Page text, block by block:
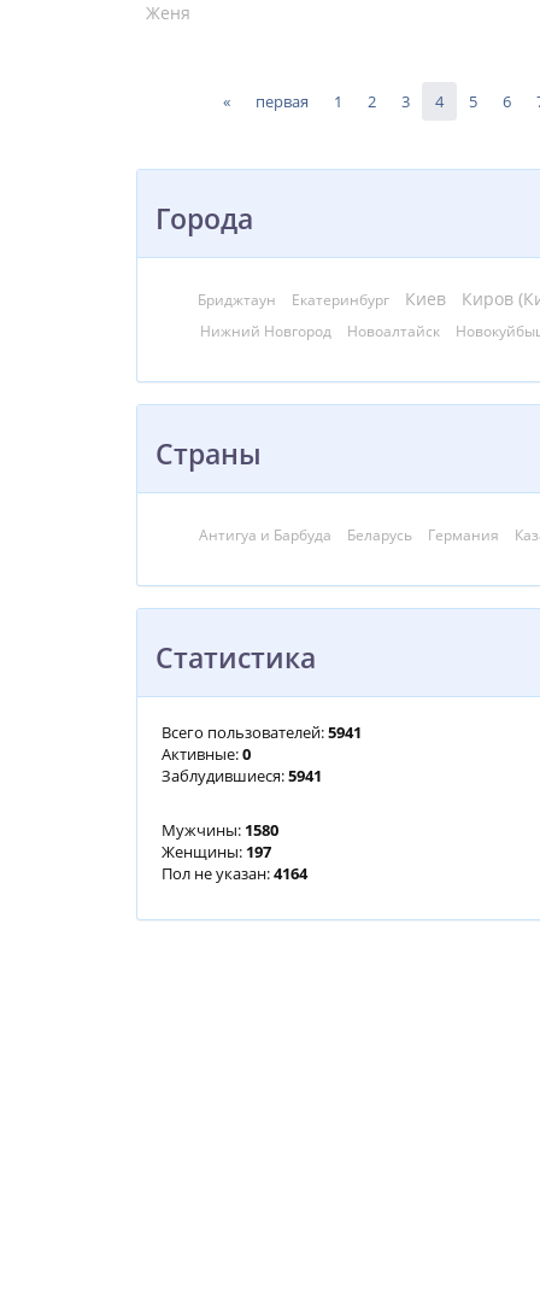
Женя
« первая 1 2 3 4 5 6
Города
Бриджтаун Екатеринбург Киев Киров
Нижний Новгород Новоалтайск
Страны
Антигуа и Барбуда Беларусь Германия
Статистика
Всего пользователей:5941
Активные:0
Заблудившиеся:5941
Мужчины: 1580
Женщины: 197
Пол не указан:4164